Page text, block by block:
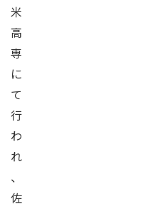
米
高
専
に
て
行
わ
れ
、
佐